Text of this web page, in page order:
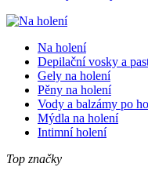
Na holení
Depilační vosky a
Gely na holení
Pěny na holení
Vody a balzámy po
Mýdla na holení
Intimní holení
Top značky